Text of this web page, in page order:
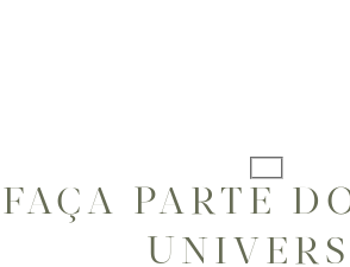
FAÇA PARTE